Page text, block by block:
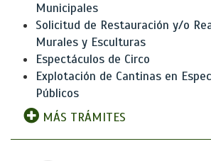
Municipales
Solicitud de Restauración y/o
Murales y Esculturas
Espectáculos de Circo
Explotación de Cantinas en
Públicos
MÁS TRÁMITES